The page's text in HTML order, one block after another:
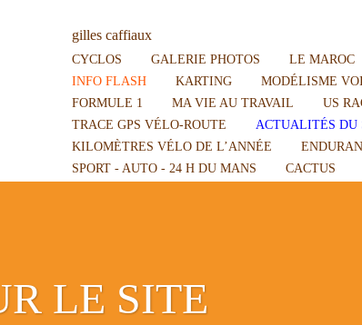
gilles caffiaux
CYCLOS GALERIE PHOTOS LE MAROC
INFO FLASH
KARTING
MODÉLISME
FORMULE 1
MA VIE AU TRAVAIL US
TRACE GPS VÉLO-ROUTE
ACTUALITÉS DU
KILOMÈTRES VÉLO DE L’ANNÉE
SPORT - AUTO - 24 H DU MANS
CACTUS
LE SITE